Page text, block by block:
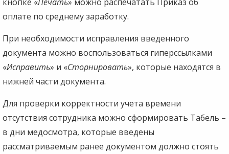
оплате по среднему заработку.
При необходимости исправления введенного
документа можно воспользоваться гиперссылками
«Исправить» и «Сторнировать», которые находятся в
нижней части документа.
Для проверки корректности учета времени
отсутствия сотрудника можно сформировать Табель –
в дни медосмотра, которые введены
рассматриваемым ранее документом должно стоять